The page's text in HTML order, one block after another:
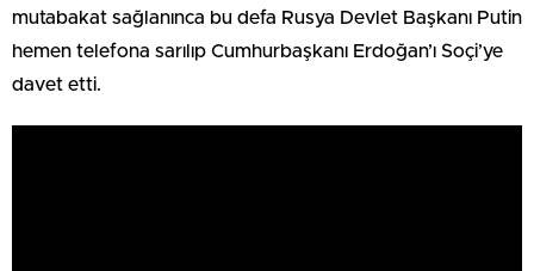
mutabakat sağlanınca bu defa Rusya Devlet Başkanı Putin
hemen telefona sarılıp Cumhurbaşkanı Erdoğan’ı Soçi’ye
davet etti.